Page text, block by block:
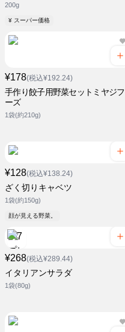
200g
¥ スーパー価格
¥178(税込¥192.24)
手作り餃子用野菜セットミヤジフ
ーズ
1袋(約210g)
¥128(税込¥138.24)
ざく切りキャベツ
1袋(約150g)
顔が見える野菜。
¥268(税込¥289.44)
イタリアンサラダ
1袋(80g)